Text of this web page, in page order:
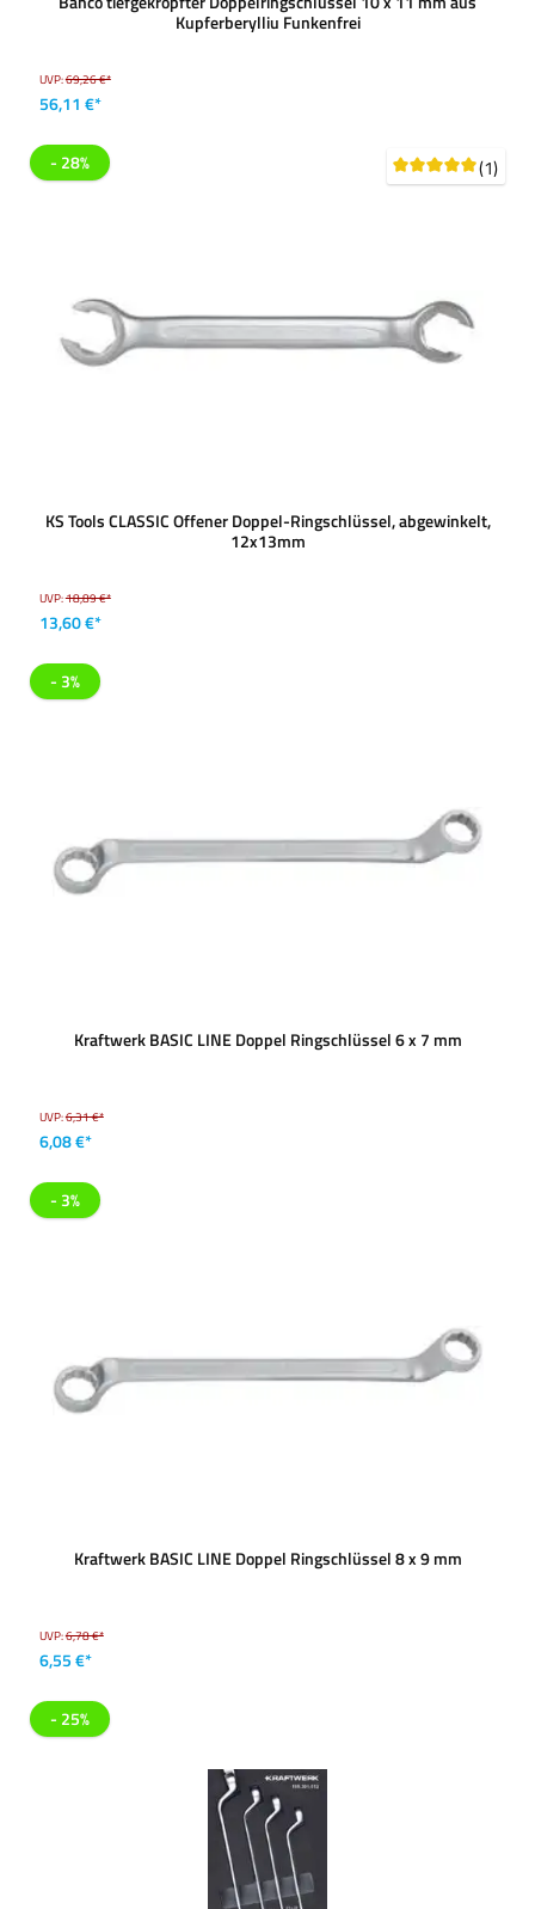
Kupferberylliu Funkenfrei
UVP:69,26 €*
56,11 €*
- 28% (1)
KS Tools CLASSIC Offener Doppel-Ringschlüssel, abgewinkelt,
12x13mm
UVP:18,89 €*
13,60 €*
- 3%
Kraftwerk BASIC LINE Doppel Ringschlüssel 6 x 7 mm
UVP:6,31 €*
6,08 €*
- 3%
Kraftwerk BASIC LINE Doppel Ringschlüssel 8 x 9 mm
UVP:6,78 €*
6,55 €*
- 25%